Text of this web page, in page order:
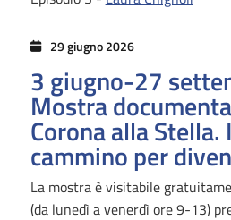
29 giugno 2026
3 giugno-27
Mostra
Corona alla Stella.
cammino per
La mostra è visitabile
(da lunedì a venerdì ore 9-13)